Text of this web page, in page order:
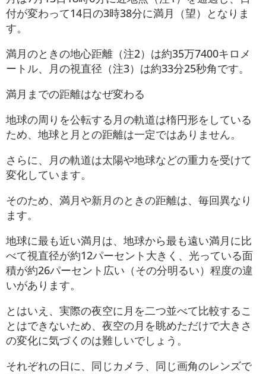
付が変わって14日の3時38分に満月（望）となりま
す。
満月のときの地心距離（注2）は約35万7400キロメ
ートル、月の視直径（注3）は約33分25秒角です。
満月までの距離はなぜ変わる
地球の周りを公転する月の軌道は楕円形をしている
ため、地球と月との距離は一定ではありません。
さらに、月の軌道は太陽や地球などの重力を受けて
変化しています。
そのため、満月や新月のときの距離は、毎回異なり
ます。
地球に最も近い満月は、地球から最も遠い満月に比
べて視直径が約12パーセント大きく、光っている面
積が約26パーセント広い（その分明るい）程度の違
いがあります。
とはいえ、実際の夜空に月を二つ並べて比較するこ
とはできないため、夜空の月を眺めただけで大きさ
の変化に気づくのは難しいでしょう。
それぞれの日に、同じカメラ、同じ画角のレンズで